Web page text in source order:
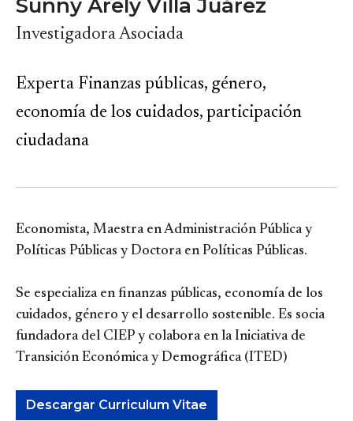
Sunny Arely Villa Juárez
Investigadora Asociada
Experta Finanzas públicas, género,
economía de los cuidados, participación
ciudadana
Economista, Maestra en Administración Pública y
Políticas Públicas y Doctora en Políticas Públicas.
Se especializa en finanzas públicas, economía de los
cuidados, género y el desarrollo sostenible. Es socia
fundadora del CIEP y colabora en la Iniciativa de
Transición Económica y Demográfica (ITED)
Descargar Curriculum Vitae